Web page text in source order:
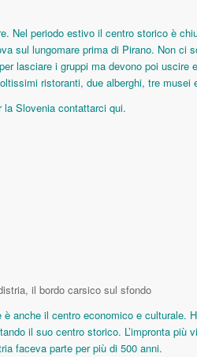
Nel periodo estivo il centro storico è
sul lungomare prima di Pirano. Non ci
lasciare i gruppi ma devono poi uscire
ristoranti, due alberghi, tre musei
la Slovenia contattarci qui.
il bordo carsico sul sfondo
anche il centro economico e culturale.
il suo centro storico. L’impronta più
faceva parte per più di 500 anni.